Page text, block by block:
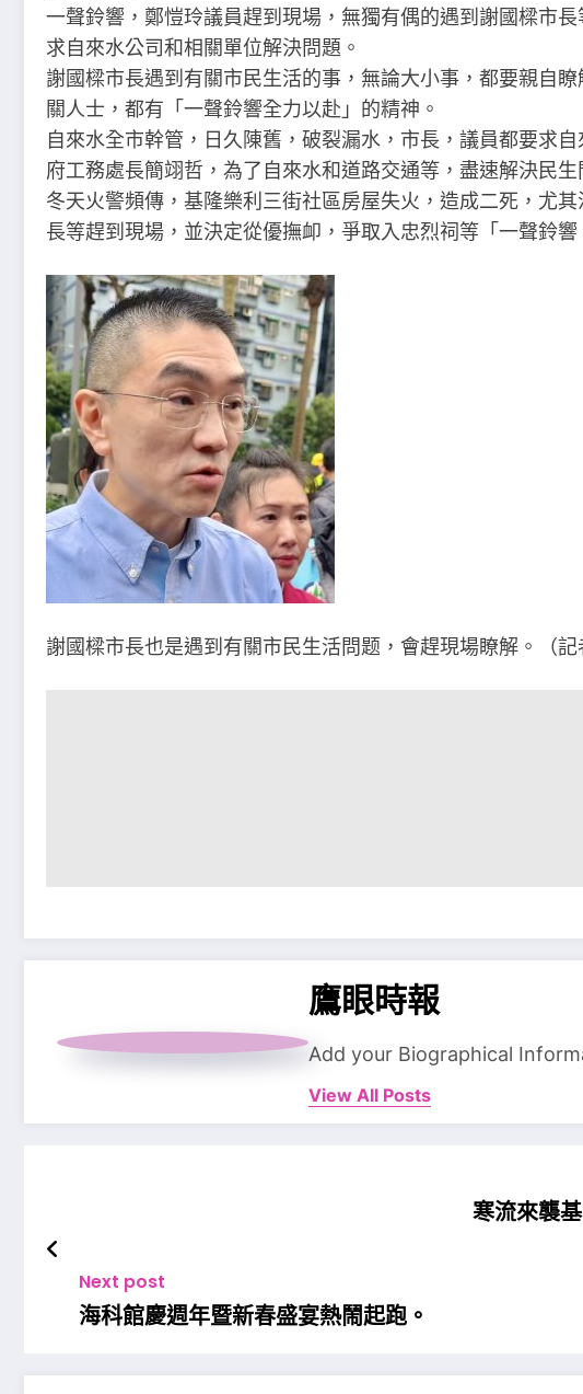
一聲鈴響，鄭愷玲議員趕到現場，無獨有偶的遇到謝國樑市
求自來水公司和相關單位解決問題。
謝國樑市長遇到有關市民生活的事，無論大小事，都要親自
關人士，都有「一聲鈴響全力以赴」的精神。
自來水全市幹管，日久陳舊，破裂漏水，市長，議員都要求
府工務處長簡翊哲，為了自來水和道路交通等，盡速解決民生
冬天火警頻傳，基隆樂利三街社區房屋失火，造成二死，尤
長等趕到現場，並決定從優撫卹，爭取入忠烈祠等「一聲鈴
謝國樑市長也是遇到有關市民生活問题，會趕現場瞭解。（記
鷹眼時報
Add your Biographical
View All Posts
寒流來襲
Next post
海科館慶週年暨新春盛宴熱鬧起跑。